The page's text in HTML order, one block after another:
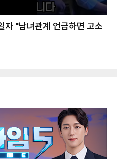
자 "남녀관계 언급하면 고소